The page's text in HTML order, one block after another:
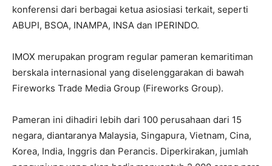
konferensi dari berbagai ketua asiosiasi terkait, seperti
ABUPI, BSOA, INAMPA, INSA dan IPERINDO.
IMOX merupakan program regular pameran kemaritiman
berskala internasional yang diselenggarakan di bawah
Fireworks Trade Media Group (Fireworks Group).
Pameran ini dihadiri lebih dari 100 perusahaan dari 15
negara, diantaranya Malaysia, Singapura, Vietnam, Cina,
Korea, India, Inggris dan Perancis. Diperkirakan, jumlah